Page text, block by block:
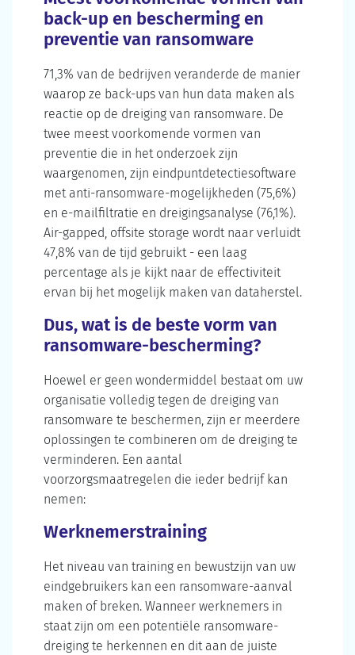
back-up en bescherming en
preventie van ransomware
71,3% van de bedrijven veranderde de manier
waarop ze back-ups van hun data maken als
reactie op de dreiging van ransomware. De
twee meest voorkomende vormen van
preventie die in het onderzoek zijn
waargenomen, zijn eindpuntdetectiesoftware
met anti-ransomware-mogelijkheden (75,6%)
en e-mailfiltratie en dreigingsanalyse (76,1%).
Air-gapped, offsite storage wordt naar verluidt
47,8% van de tijd gebruikt - een laag
percentage als je kijkt naar de effectiviteit
ervan bij het mogelijk maken van dataherstel.
Dus, wat is de beste vorm van
ransomware-bescherming?
Hoewel er geen wondermiddel bestaat om uw
organisatie volledig tegen de dreiging van
ransomware te beschermen, zijn er meerdere
oplossingen te combineren om de dreiging te
verminderen. Een aantal
voorzorgsmaatregelen die ieder bedrijf kan
nemen:
Werknemerstraining
Het niveau van training en bewustzijn van uw
eindgebruikers kan een ransomware-aanval
maken of breken. Wanneer werknemers in
staat zijn om een potentiële ransomware-
dreiging te herkennen en dit aan de juiste